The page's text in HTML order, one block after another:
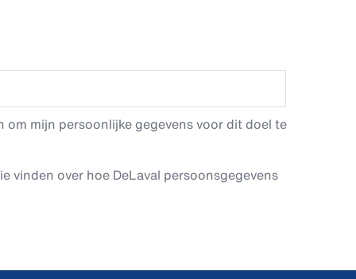
om mijn persoonlijke gegevens voor dit doel te
vinden over hoe DeLaval persoonsgegevens